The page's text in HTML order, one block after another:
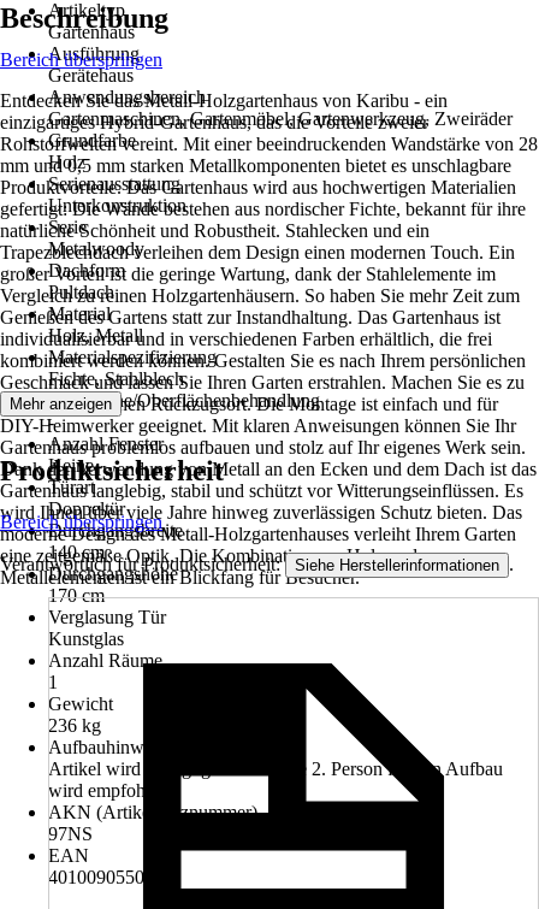
Artikeltyp
Gartenhaus
Ausführung
Gerätehaus
Anwendungsbereich
Gartenmaschinen, Gartenmöbel, Gartenwerkzeug, Zweiräder
Grundfarbe
Holz
Serienausstattung
Unterkonstruktion
Serie
Metalwoody
Dachform
Pultdach
Material
Holz, Metall
Materialspezifizierung
Fichte, Stahlblech
Oberfläche/Oberflächenbehandlung
-
Anzahl Fenster
Keine
Türart
Doppeltür
Durchgangsbreite
140 cm
Durchgangshöhe
170 cm
Verglasung Tür
Kunstglas
Anzahl Räume
1
Gewicht
236 kg
Aufbauhinweis
Artikel wird zerlegt geliefert. Eine 2. Person für den Aufbau
wird empfohlen.
AKN (Artikelkurznummer)
97NS
EAN
4010090550374
Beschreibung
Bereich überspringen
Entdecken Sie das Metall-Holzgartenhaus von Karibu - ein
einzigartiges Hybrid-Gartenhaus, das die Vorteile zweier
Rohstoffwelten vereint. Mit einer beeindruckenden Wandstärke von 28
mm und 0,5 mm starken Metallkomponenten bietet es unschlagbare
Produktvorteile. Das Gartenhaus wird aus hochwertigen Materialien
gefertigt: Die Wände bestehen aus nordischer Fichte, bekannt für ihre
natürliche Schönheit und Robustheit. Stahlecken und ein
Trapezblechdach verleihen dem Design einen modernen Touch. Ein
großer Vorteil ist die geringe Wartung, dank der Stahlelemente im
Vergleich zu reinen Holzgartenhäusern. So haben Sie mehr Zeit zum
Genießen des Gartens statt zur Instandhaltung. Das Gartenhaus ist
individualisierbar und in verschiedenen Farben erhältlich, die frei
kombiniert werden können. Gestalten Sie es nach Ihrem persönlichen
Geschmack und lassen Sie Ihren Garten erstrahlen. Machen Sie es zu
Ihrem persönlichen Rückzugsort. Die Montage ist einfach und für
DIY-Heimwerker geeignet. Mit klaren Anweisungen können Sie Ihr
Gartenhaus problemlos aufbauen und stolz auf Ihr eigenes Werk sein.
Dank der Verwendung von Metall an den Ecken und dem Dach ist das
Gartenhaus langlebig, stabil und schützt vor Witterungseinflüssen. Es
wird Ihnen über viele Jahre hinweg zuverlässigen Schutz bieten. Das
moderne Design des Metall-Holzgartenhauses verleiht Ihrem Garten
eine zeitgemäße Optik. Die Kombination aus Holz und
Metallelementen ist ein Blickfang für Besucher.
Mehr anzeigen
Produktsicherheit
Bereich überspringen
Verantwortlich für Produktsicherheit: Siehe Herstellerinformationen .